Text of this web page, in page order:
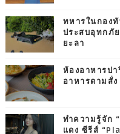
ทหารในกอง
ประสบอุทกภั
ยะลา
ห้องอาหารป
อาหารตามสั่
ทำความรู้จัก
แดง ซีรีส์